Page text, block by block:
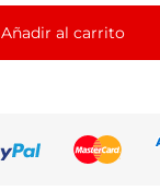
Añadir al carrito